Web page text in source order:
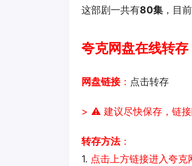
这部剧一共有80集 ，目
夸克网盘在线转存
网盘链接： 点击转存
> ⚠️ 建议尽快保存，链接
转存方法：
1. 点击上方链接进入夸克